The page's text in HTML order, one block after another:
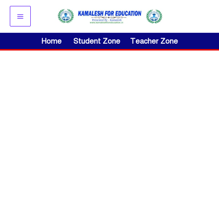
Skip
content
Home Student Zone Teacher Zone